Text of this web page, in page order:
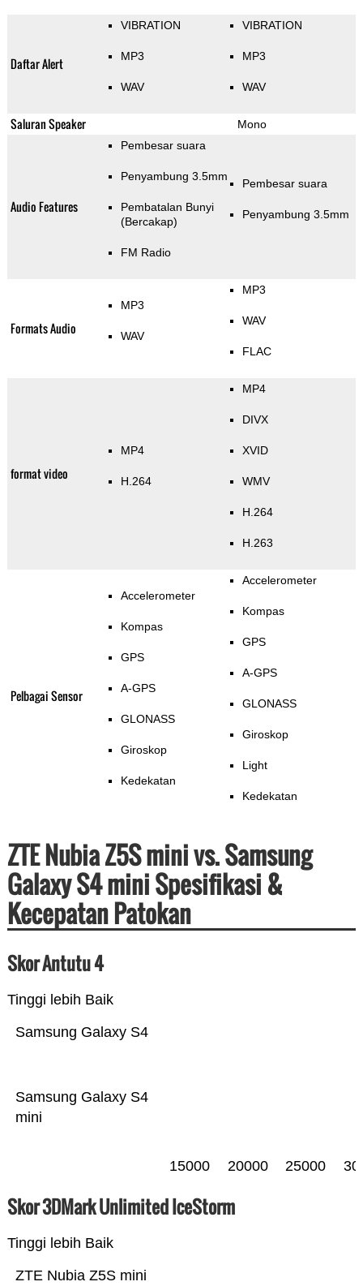
Daftar Alert
VIBRATION
MP3
WAV
VIBRATION
MP3
WAV
Saluran Speaker Mono
Audio Features
Pembesar suara
Penyambung 3.5mm
Pembatalan Bunyi
(Bercakap)
FM Radio
Pembesar suara
Penyambung 3.5mm
Formats Audio
MP3
WAV
MP3
WAV
FLAC
format video
MP4
H.264
MP4
DIVX
XVID
WMV
H.264
H.263
Pelbagai Sensor
Accelerometer
Kompas
GPS
A-GPS
GLONASS
Giroskop
Kedekatan
Accelerometer
Kompas
GPS
A-GPS
GLONASS
Giroskop
Light
Kedekatan
ZTE Nubia Z5S mini vs. Samsung
Galaxy S4 mini Spesifikasi &
Kecepatan Patokan
Skor Antutu 4
Tinggi lebih Baik
Samsung Galaxy S4
mini
Samsung Galaxy S4
15000 20000 25000
Skor 3DMark Unlimited IceStorm
Tinggi lebih Baik
ZTE Nubia Z5S mini